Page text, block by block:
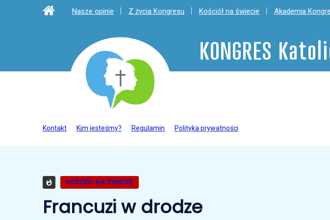
Nasze opinie Z życia Kongresu Kościół na świecie Akademia
KONGRES
Kontakt Kim jesteśmy? Regulamin Polityka prywatności
KOŚCIÓŁ NA ŚWIECIE
Francuzi w drodze